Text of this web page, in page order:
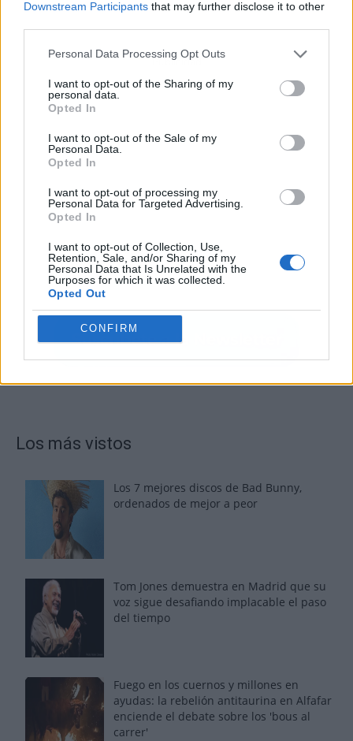
Downstream Participants that may further disclose it to other
Personal Data Processing Opt Outs
I want to opt-out of the Sharing of my
personal data.
Opted In
I want to opt-out of the Sale of my
Personal Data.
Opted In
I want to opt-out of processing my
Personal Data for Targeted Advertising.
Opted In
I want to opt-out of Collection, Use,
Retention, Sale, and/or Sharing of my
Personal Data that Is Unrelated with the
Purposes for which it was collected.
Opted Out
CONFIRM
Publicidad
Los más vistos
Los 7 mejores discos de Bad Bunny,
ordenados de mejor a peor
Tom Jones demuestra en Madrid que su
voz sigue desafiando implacable el paso
del tiempo
Fuego en los cuernos y millones en
ayudas: la rebelión antitaurina en Alfafar
enciende el debate sobre los 'bous al
carrer'